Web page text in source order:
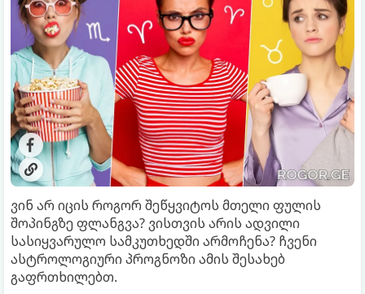
ვინ არ იცის როგორ შეწყვიტოს მთელი ფულის
შოპინგზე ფლანგვა? ვისთვის არის ადვილი
სასიყვარულო სამკუთხედში არმოჩენა? ჩვენი
ასტროლოგიური პროგნოზი ამის შესახებ
გაფრთხილებთ.